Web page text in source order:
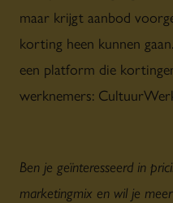
maar krijgt aanbod
korting heen kunnen
een platform die
werknemers:
Ben je geïnteresseerd in
marketingmix en wil je